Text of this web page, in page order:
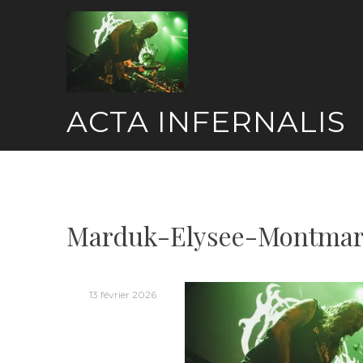
ACTA INFERNALIS
Marduk-Elysee-
13 février 2026